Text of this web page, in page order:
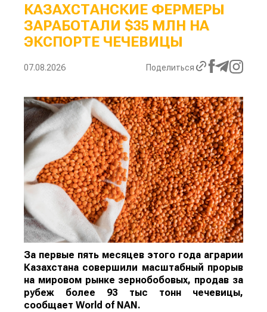
КАЗАХСТАНСКИЕ ФЕРМЕРЫ
ЗАРАБОТАЛИ $35 МЛН НА
ЭКСПОРТЕ ЧЕЧЕВИЦЫ
07.08.2026 Поделиться
За первые пять месяцев этого года аграрии
Казахстана совершили масштабный прорыв
на мировом рынке зернобобовых, продав за
рубеж более 93 тыс тонн чечевицы,
сообщает World of NAN .